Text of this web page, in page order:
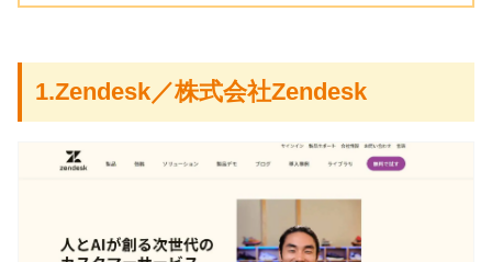
1.Zendesk／株式会社Zendesk